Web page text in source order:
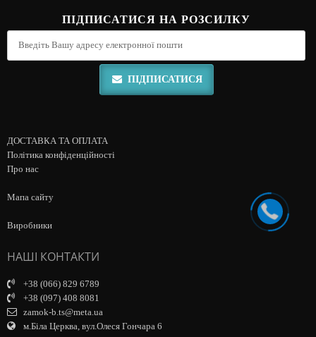
ПІДПИСАТИСЯ НА РОЗСИЛКУ
ПІДПИСАТИСЯ
ДОСТАВКА ТА ОПЛАТА
Політика конфіденційності
Про нас
Мапа сайту
Виробники
НАШІ КОНТАКТИ
+38 (066) 829 6789
+38 (097) 408 8081
zamok-b.ts@meta.ua
м.Біла Церква, вул.Олеся Гончара 6